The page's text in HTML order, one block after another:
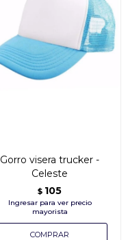
Gorro visera trucker -
Celeste
$ 105